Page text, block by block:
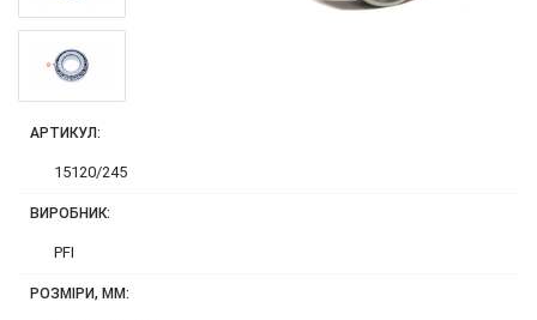
АРТИКУЛ:
15120/245
ВИРОБНИК:
PFI
РОЗМІРИ, ММ: